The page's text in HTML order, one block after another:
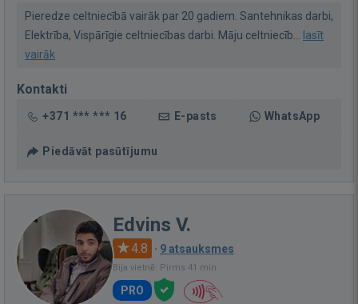
Pieredze celtniecībā vairāk par 20 gadiem. Santehnikas darbi,
Elektrība, Vispārīgie celtniecības darbi. Māju celtniecīb...
lasīt
vairāk
Kontakti
+371 *** *** 16 E-pasts WhatsApp
Piedāvāt pasūtījumu
Edvins V.
4.8 · 9 atsauksmes
Bija vietnē: Pirms 41 min.
PRO